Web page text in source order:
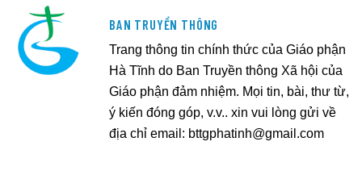
BAN TRUYỀN THÔNG
Trang thông tin chính thức của Giáo phận
Hà Tĩnh do Ban Truyền thông Xã hội của
Giáo phận đảm nhiệm. Mọi tin, bài, thư từ,
ý kiến đóng góp, v.v.. xin vui lòng gửi về
địa chỉ email: bttgphatinh@gmail.com